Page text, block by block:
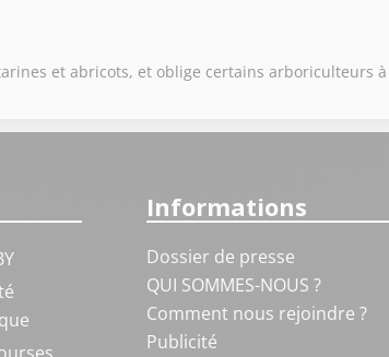
et abricots, et oblige certains arboriculteurs
Informations
Dossier de presse
QUI SOMMES-NOUS ?
Comment nous rejoindre ?
Publicité